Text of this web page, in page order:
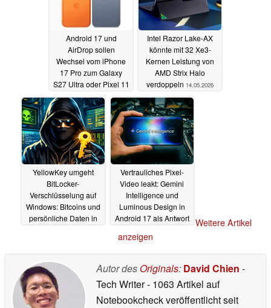
Android 17 und
AirDrop sollen
Wechsel vom iPhone
17 Pro zum Galaxy
S27 Ultra oder Pixel 11
Pro deutlich erleichtern
14.05.2026
Intel Razor Lake-AX
könnte mit 32 Xe3-
Kernen Leistung von
AMD Strix Halo
verdoppeln 14.05.2026
YellowKey umgeht
BitLocker-
Verschlüsselung auf
Windows: Bitcoins und
persönliche Daten in
Vertrauliches Pixel-
Video leakt: Gemini
Intelligence und
Luminous Design in
Android 17 als Antwort
und Liquid Glass?
Weitere Artikel
anzeigen
Autor des Originals: David Chien -
Tech Writer- 1063 Artikel auf
Notebookcheck veröffentlichtseit